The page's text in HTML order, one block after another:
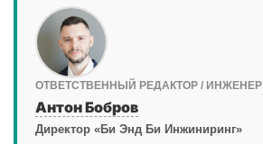
ОТВЕТСТВЕННЫЙ РЕДАКТОР / ИНЖЕНЕР
Антон Бобров
Директор «Би Энд Би Инжиниринг»